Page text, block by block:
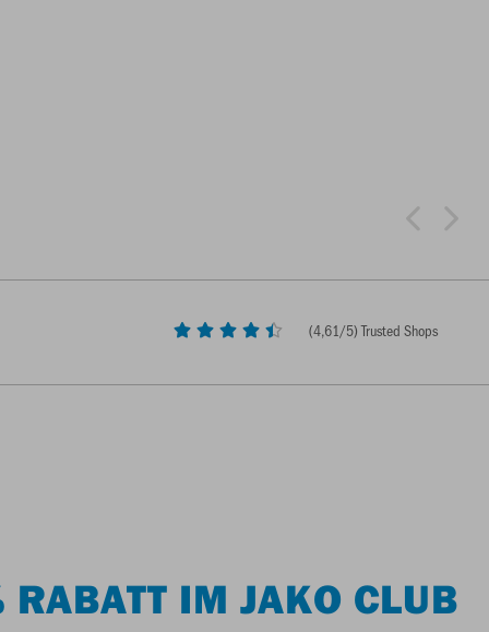
(4,61/5) Trusted Shops
RABATT IM JAKO CLUB